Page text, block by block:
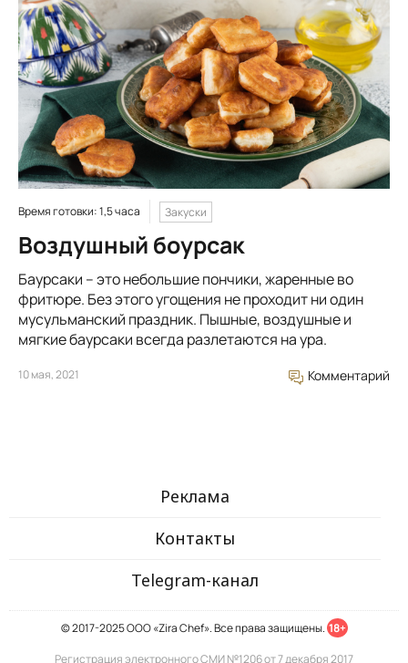
Время готовки: 1,5 часа Закуски
Воздушный боурсак
Баурсаки – это небольшие пончики, жаренные во
фритюре. Без этого угощения не проходит ни один
мусульманский праздник. Пышные, воздушные и
мягкие баурсаки всегда разлетаются на ура.
10 мая, 2021 Комментарий
Реклама
Контакты
Telegram-канал
© 2017-2025 ООО «Zira Chef». Все права защищены. 18+
Регистрация электронного СМИ №1206 от 7 декабря 2017